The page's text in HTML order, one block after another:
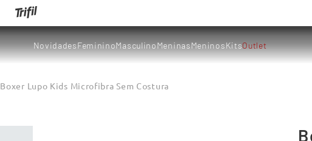
NovidadesFemininoMasculinoMeninasMeninosKitsOutlet
Boxer Lupo Kids Microfibra Sem Costura